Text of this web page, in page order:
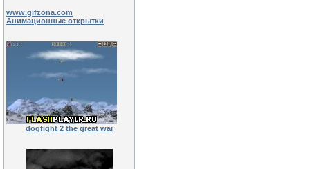
www.gifzona.com
Анимационные открытки
dogfight 2 the great war